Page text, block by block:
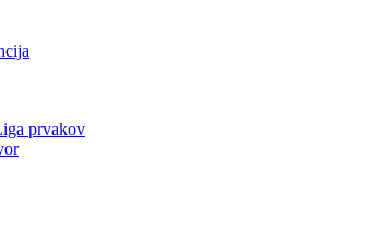
prvakov